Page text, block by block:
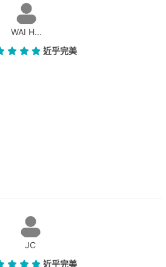
WAI H...
近乎完美
JC
近乎完美